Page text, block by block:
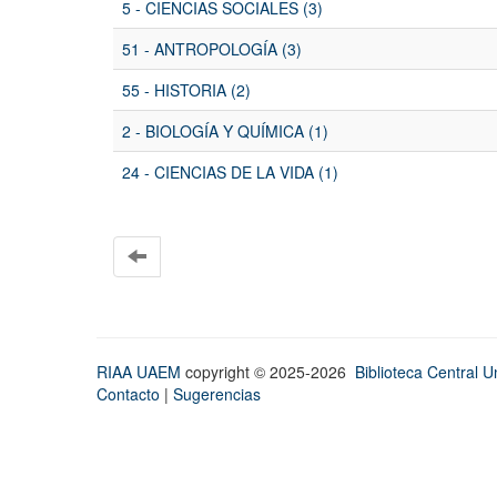
5 - CIENCIAS SOCIALES (3)
51 - ANTROPOLOGÍA (3)
55 - HISTORIA (2)
2 - BIOLOGÍA Y QUÍMICA (1)
24 - CIENCIAS DE LA VIDA (1)
RIAA UAEM copyright © 2025-2026 Biblioteca Central
Contacto | Sugerencias